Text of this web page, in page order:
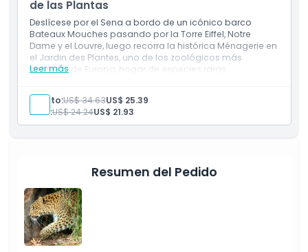
Política para Niños y Adultos
Exclusiones
Horario de Apertura
Ubicación
Cómo Llegar
de las Plantas
Deslícese por el Sena a bordo de un icónico barco
Bateaux Mouches pasando por la Torre Eiffel, Notre
Dame y el Louvre, luego recorra la histórica Ménagerie en
el Jardin des Plantes, uno de los zoológicos más
antiguos de Europa, hogar de especies raras,
paisajísticos. Una combinación perfecta de vistas
parisinas al río y encuentros íntimos con la vida silvestre.
Leer más
Incluye
Adulto:US$ 34.63US$ 25.39
Niño:US$ 24.24US$ 21.93
Resumen del Pedido